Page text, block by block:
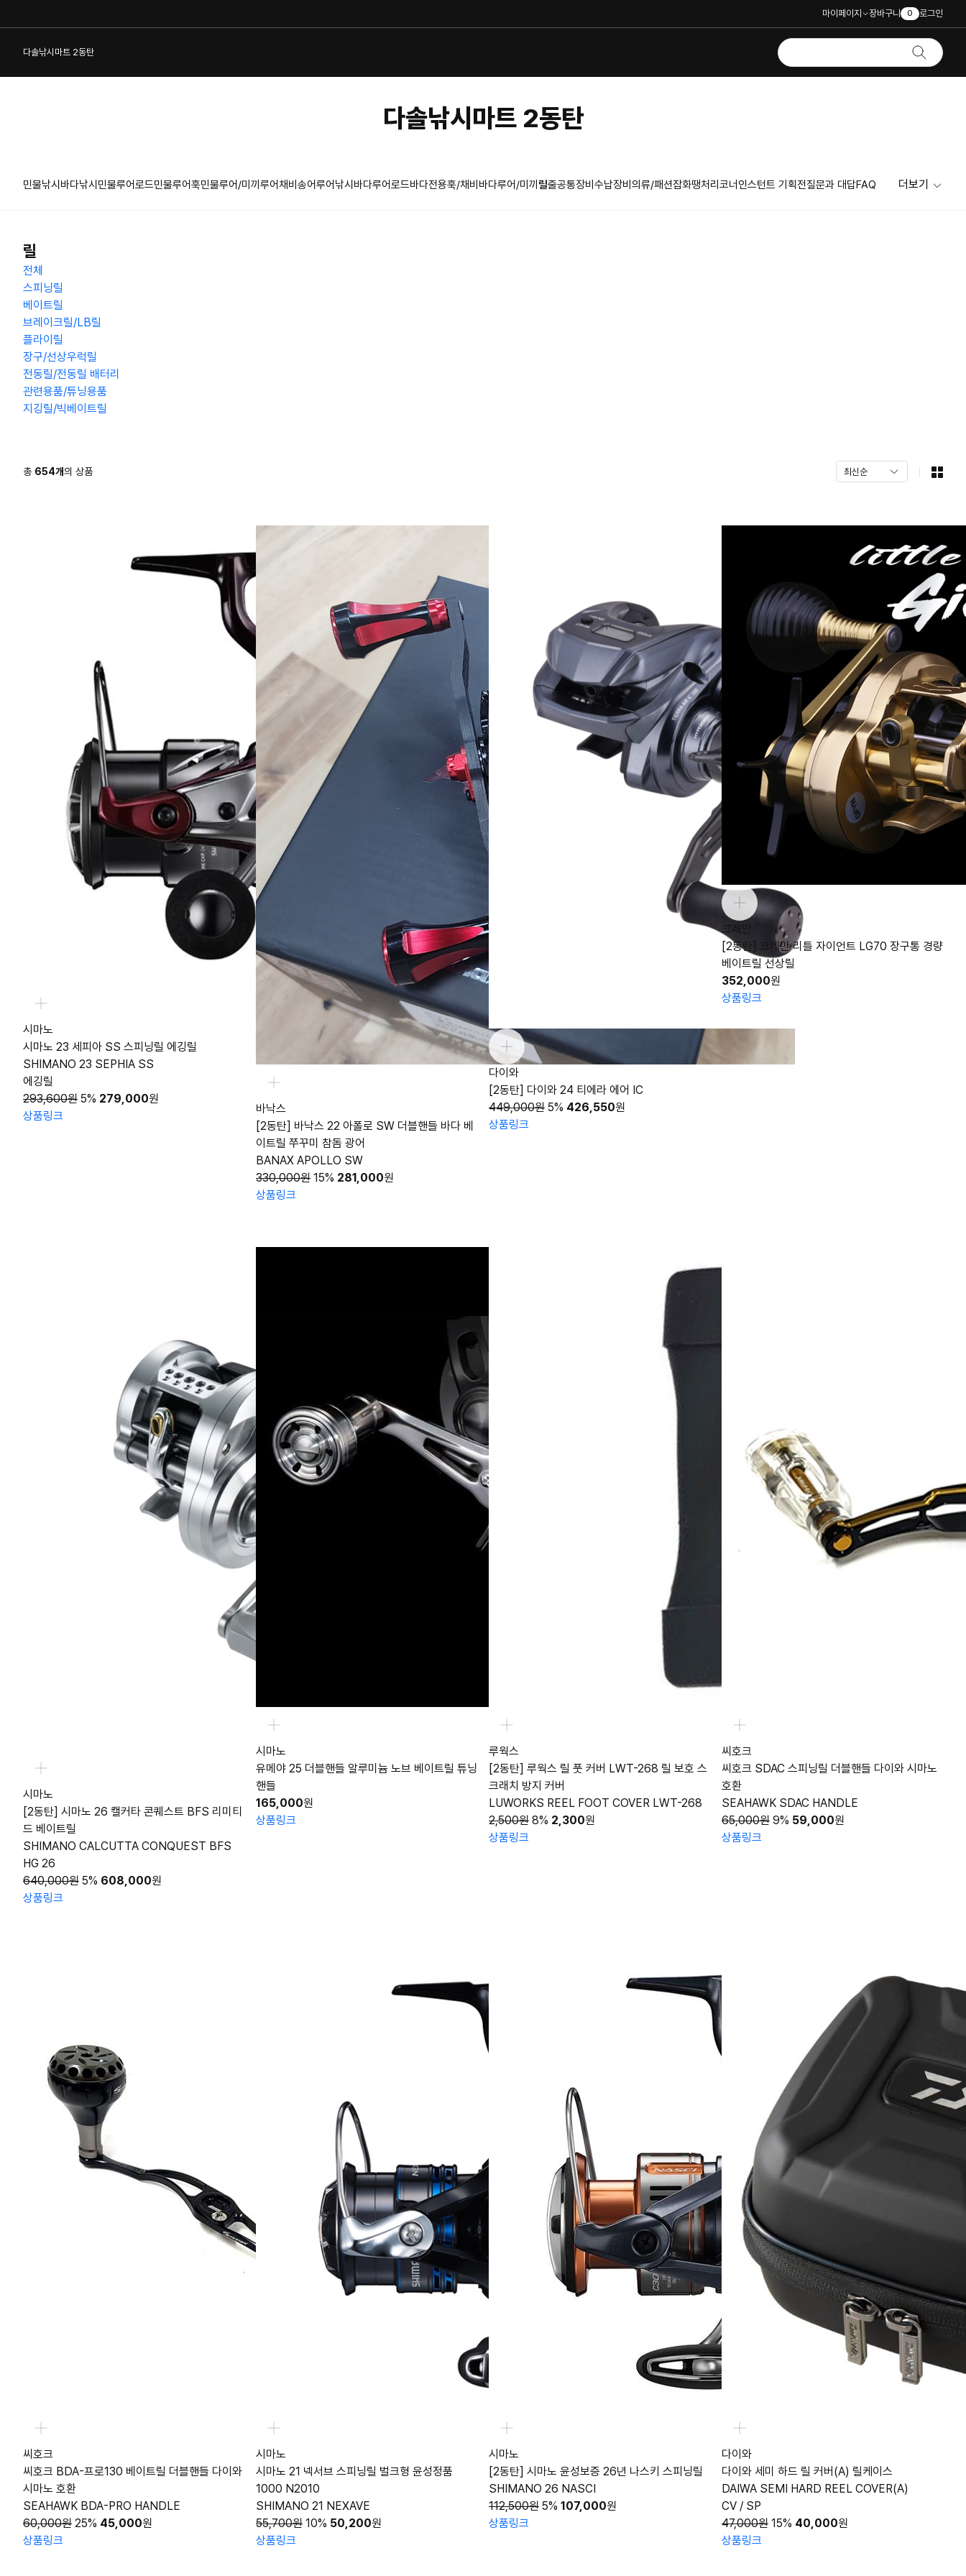
마이페이지 장바구니 0 로그인
다솔낚시마트 2동탄
다솔낚시마트 2동탄
민물낚시 바다낚시 민물루어로드민물루어훅민물루어/미끼 루어채비 송어루어낚시 바다루어로드바다전용훅/채비 바다루어/미끼 릴줄공통장비 수납장비 의류/패션잡화땡처리코너 인스턴트 기획전질문과 대답FAQ 더보기
릴
전체
스피닝릴
베이트릴
브레이크릴/LB릴
플라이릴
장구/선상우럭릴
전동릴/전동릴 배터리
관련용품/튜닝용품
지깅릴/빅베이트릴
총 654개의 상품
시마노
시마노 23 세피아 SS 스피닝릴 에깅릴
SHIMANO 23 SEPHIA SS
에깅릴
293,600원 5% 279,000원
상품링크
바낙스
[2동탄] 바낙스 22 아폴로 SW 더블핸들 바다 베
이트릴 쭈꾸미 참돔 광어
BANAX APOLLO SW
330,000원 15% 281,000원
상품링크
다이와
[2동탄] 다이와 24 티에라 에어 IC
449,000원 5% 426,550원
상품링크
크레만
[2동탄] 크레만 리틀 자이언트 LG70 장구통 경량
베이트릴 선상릴
352,000원
상품링크
시마노
[2동탄] 시마노 26 캘커타 콘퀘스트 BFS 리미티
드 베이트릴
SHIMANO CALCUTTA CONQUEST BFS
HG 26
640,000원 5% 608,000원
상품링크
시마노
유메야 25 더블핸들 알루미늄 노브 베이트릴 튜닝
핸들
165,000원
상품링크
루웍스
[2동탄] 루웍스 릴 풋 커버 LWT-268 릴 보호 스
크래치 방지 커버
LUWORKS REEL FOOT COVER LWT-268
2,500원 8% 2,300원
상품링크
씨호크
씨호크 SDAC 스피닝릴 더블핸들 다이와 시마노
호환
SEAHAWK SDAC HANDLE
65,000원 9% 59,000원
상품링크
씨호크
씨호크 BDA-프로130 베이트릴 더블핸들 다이와
시마노 호환
SEAHAWK BDA-PRO HANDLE
60,000원 25% 45,000원
상품링크
시마노
시마노 21 넥서브 스피닝릴 벌크형 윤성정품
1000 N2010
SHIMANO 21 NEXAVE
55,700원 10% 50,200원
상품링크
시마노
[2동탄] 시마노 윤성보증 26년 나스키 스피닝릴
SHIMANO 26 NASCI
112,500원 5% 107,000원
상품링크
다이와
다이와 세미 하드 릴 커버(A) 릴케이스
DAIWA SEMI HARD REEL COVER(A)
CV / SP
47,000원 15% 40,000원
상품링크